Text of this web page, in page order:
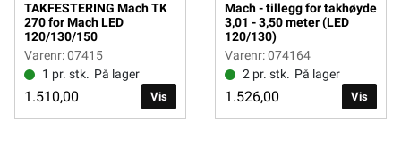
TAKFESTERING Mach TK
270 for Mach LED
120/130/150
Varenr: 07415
1 pr. stk. På lager
1.510,00 Vis
Mach - tillegg for takhøyde
3,01 - 3,50 meter (LED
120/130)
Varenr: 074164
2 pr. stk. På lager
1.526,00 Vis